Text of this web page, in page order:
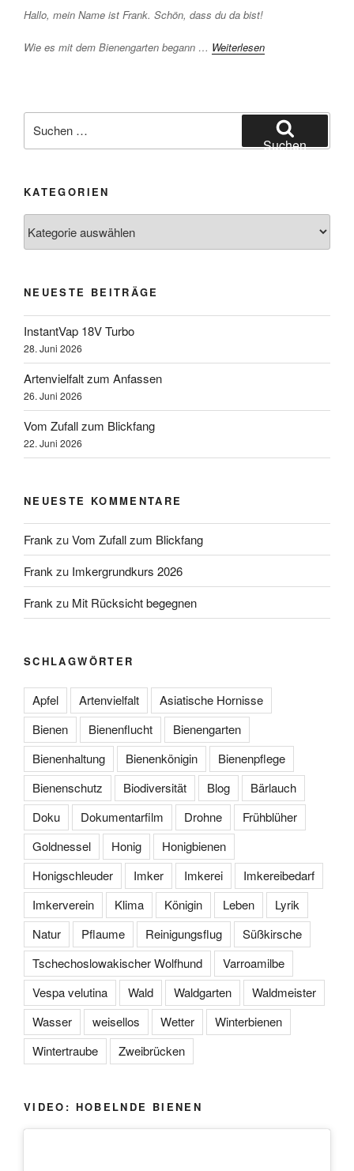
Hallo, mein Name ist Frank. Schön, dass du da bist!
Wie es mit dem Bienengarten begann … Weiterlesen
nach:
Suchen
KATEGORIEN
NEUESTE BEITRÄGE
InstantVap 18V Turbo
28. Juni 2026
Artenvielfalt zum Anfassen
26. Juni 2026
Vom Zufall zum Blickfang
22. Juni 2026
NEUESTE KOMMENTARE
Frank zuVom Zufall zum Blickfang
Frank zu Imkergrundkurs 2026
Frank zu Mit Rücksicht begegnen
SCHLAGWÖRTER
Apfel Artenvielfalt
Asiatische Hornisse
Bienen
Bienenflucht
Bienengarten
Bienenhaltung
Bienenkönigin
Bienenpflege
Bienenschutz
Biodiversität Blog
Bärlauch
Doku
Dokumentarfilm Drohne
Frühblüher
Goldnessel
Honig
Honigbienen
Honigschleuder
Imker Imkerei
Imkereibedarf
Imkerverein
Klima Königin Leben
Lyrik
Natur
Pflaume Reinigungsflug
Süßkirsche
Tschechoslowakischer Wolfhund
Varroamilbe
Vespa velutina
Wald Waldgarten
Waldmeister
Wasser
weisellos Wetter
Winterbienen
Wintertraube
Zweibrücken
VIDEO: HOBELNDE BIENEN